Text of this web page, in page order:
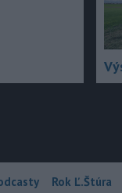
Rok Ľ.Štúra